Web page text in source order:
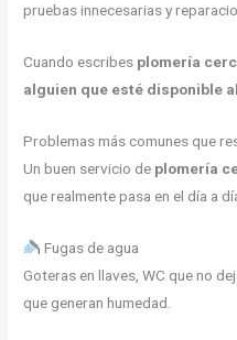
pruebas innecesarias y
Cuando escribes plomería
alguien que esté disponible
Problemas más comunes que
Un buen servicio de plomería
que realmente pasa en el día a
Fugas de agua
Goteras en llaves, WC que no
que generan humedad.